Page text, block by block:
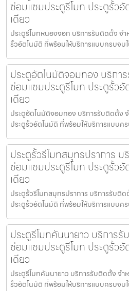
ซ่อมแซมประตูรีโมท ประตูรั้ว
เดียว
ประตูรีโมทหนองจอก บริการรับติดตั้ง จ
รั้วอัตโนมัติ ที่พร้อมให้บริการแบบครบจบ
ประตูอัตโนมัติจอมทอง บริกา
ซ่อมแซมประตูรีโมท ประตูรั้ว
เดียว
ประตูอัตโนมัติจอมทอง บริการรับติดตั้ง
ประตูรั้วอัตโนมัติ ที่พร้อมให้บริการแบบค
ประตูรั้วรีโมทสมุทรปราการ
ซ่อมแซมประตูรีโมท ประตูรั้ว
เดียว
ประตูรั้วรีโมทสมุทรปราการ บริการรับติ
ประตูรั้วอัตโนมัติ ที่พร้อมให้บริการแบบค
ประตูรีโมทคันนายาว บริการ
ซ่อมแซมประตูรีโมท ประตูรั้ว
เดียว
ประตูรีโมทคันนายาว บริการรับติดตั้ง จำ
รั้วอัตโนมัติ ที่พร้อมให้บริการแบบครบจบ